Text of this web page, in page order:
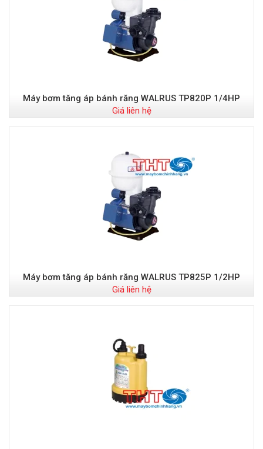
Máy bơm tăng áp bánh răng WALRUS TP820P 1/4HP
Giá liên hệ
Máy bơm tăng áp bánh răng WALRUS TP825P 1/2HP
Giá liên hệ